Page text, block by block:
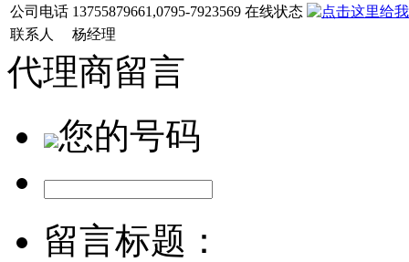
公司电话 13755879661,0795-7923569 在线状态
联系人
杨经理
代理商留言
您的号码
留言标题：